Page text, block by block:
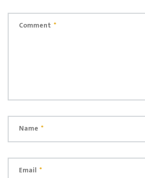
Comment *
Name *
Email *